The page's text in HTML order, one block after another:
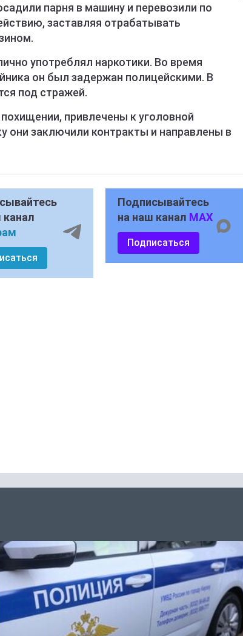
парня в машину и перевозили по
заставляя отрабатывать
употреблял наркотики. Во время
он был задержан полицейскими. В
под стражей.
привлечены к уголовной
они заключили контракты и направлены в
канал
Подписывайтесь
на наш канал MAX
Подписаться